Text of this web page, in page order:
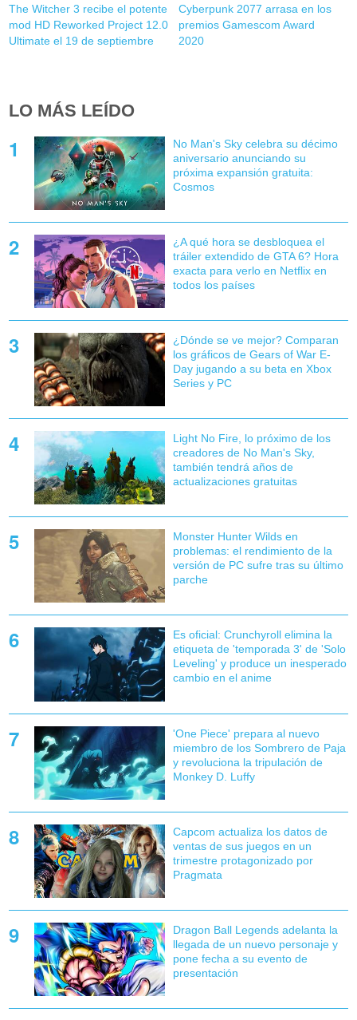
The Witcher 3 recibe el potente
mod HD Reworked Project 12.0
Ultimate el 19 de septiembre
Cyberpunk 2077 arrasa en los
premios Gamescom Award
2020
LO MÁS LEÍDO
No Man's Sky celebra su décimo
aniversario anunciando su
próxima expansión gratuita:
Cosmos
¿A qué hora se desbloquea el
tráiler extendido de GTA 6? Hora
exacta para verlo en Netflix en
todos los países
¿Dónde se ve mejor? Comparan
los gráficos de Gears of War E-
Day jugando a su beta en Xbox
Series y PC
Light No Fire, lo próximo de los
creadores de No Man's Sky,
también tendrá años de
actualizaciones gratuitas
Monster Hunter Wilds en
problemas: el rendimiento de la
versión de PC sufre tras su último
parche
Es oficial: Crunchyroll elimina la
etiqueta de 'temporada 3' de 'Solo
Leveling' y produce un inesperado
cambio en el anime
'One Piece' prepara al nuevo
miembro de los Sombrero de Paja
y revoluciona la tripulación de
Monkey D. Luffy
Capcom actualiza los datos de
ventas de sus juegos en un
trimestre protagonizado por
Pragmata
Dragon Ball Legends adelanta la
llegada de un nuevo personaje y
pone fecha a su evento de
presentación